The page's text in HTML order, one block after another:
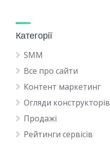
Категорії
SMM
Все про сайти
Контент маркетинг
Огляди конструкторів
Продажі
Рейтинги сервісів